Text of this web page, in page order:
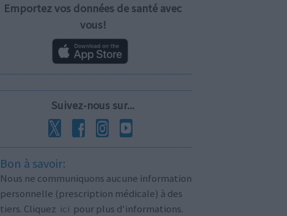
Emportez vos données de santé avec
vous!
Suivez-nous sur...
Bon à savoir:
Nous ne communiquons aucune information
personnelle (prescription médicale) à des
tiers. Cliquez ici pour plus d'informations.